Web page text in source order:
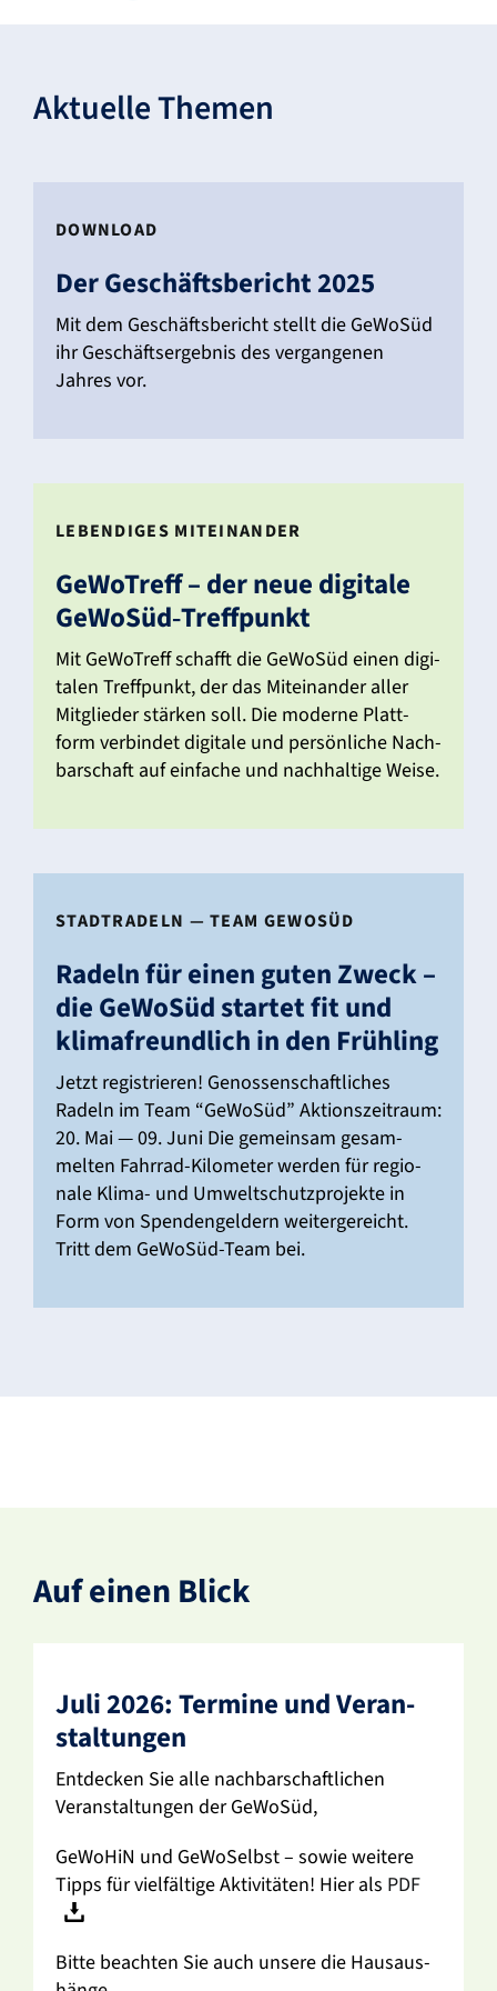
Aktu­elle Themen
DOWN­LOAD
Der Geschäfts­be­richt 2025
Mit dem Geschäfts­be­richt stellt die GeWoSüd
ihr Geschäfts­er­gebnis des vergan­genen
Jahres vor.
LEBEN­DIGES MITEIN­ANDER
GeWo­Treff – der neue digi­tale
GeWoSüd‑Treffpunkt
Mit GeWo­Treff schafft die GeWoSüd einen digi­
talen Treff­punkt, der das Mitein­ander aller
Mitglieder stärken soll. Die moderne Platt­
form verbindet digi­tale und persön­liche Nach­
bar­schaft auf einfache und nach­hal­tige Weise.
STADT­RA­DELN — TEAM GEWOSÜD
Radeln für einen guten Zweck –
die GeWoSüd startet fit und
klima­freund­lich in den Früh­ling
Jetzt regis­trieren! Genos­sen­schaft­li­ches
Radeln im Team “GeWoSüd” Akti­ons­zeit­raum:
20. Mai — 09. Juni Die gemeinsam gesam­
melten Fahrrad-Kilo­­­meter werden für regio­
nale Klima- und Umwelt­schutz­pro­jekte in
Form von Spen­den­gel­dern weiter­ge­reicht.
Tritt dem GeWoSüd-Team bei.
Auf einen Blick
Juli 2026: Termine und Veran­
stal­tungen
Entde­cken Sie alle nach­bar­schaft­li­chen
Veran­stal­tungen der GeWoSüd,
GeWoHiN und GeWo­Selbst – sowie weitere
Tipps für viel­fäl­tige Akti­vi­täten! Hier als PDF
Bitte beachten Sie auch unsere die Haus­aus­